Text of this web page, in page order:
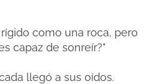
como una roca, pero
capaz de sonreír?"
llegó a sus oídos.